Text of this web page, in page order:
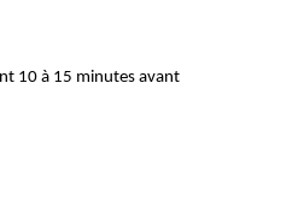
10 à 15 minutes avant